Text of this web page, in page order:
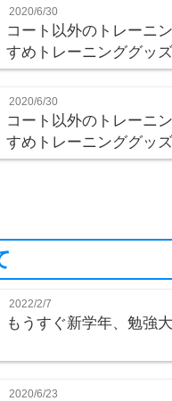
2020/6/30
コート以外のトレーニ
すめトレーニンググッ
2020/6/30
コート以外のトレーニ
すめトレーニンググッ
2022/2/7
もうすぐ新学年、勉強
2020/6/23